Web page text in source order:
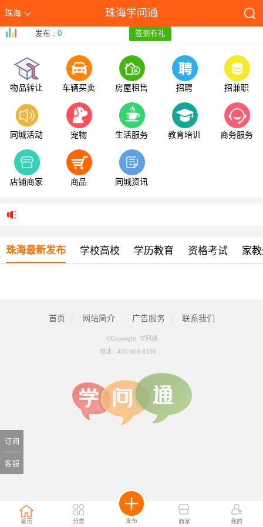
珠海 珠海学问通
首页 分类 发布 商家 我的
发布 :0 签到有礼
物品转让 车辆买卖 房屋租售 招聘 招兼职
同城活动 宠物 生活服务 教育培训 商务服务
店铺商家 商品 同城资讯
珠海最新发布 学校高校 学历教育 资格考试 家
订阅
客服
首页 网站简介 广告服务 联系我们
©Copyright 学问通
电话： 400-000-3150